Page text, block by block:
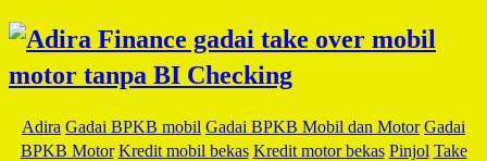
Adira Gadai BPKB mobil Gadai BPKB Mobil dan Motor Gadai
BPKB Motor Kredit mobil bekas Kredit motor bekas Pinjol Take